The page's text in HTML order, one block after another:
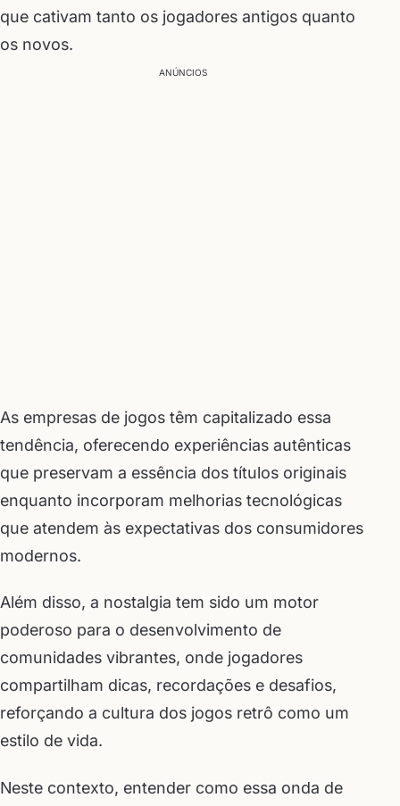
que cativam tanto os jogadores antigos quanto
os novos.
ANÚNCIOS
As empresas de jogos têm capitalizado essa
tendência, oferecendo experiências autênticas
que preservam a essência dos títulos originais
enquanto incorporam melhorias tecnológicas
que atendem às expectativas dos consumidores
modernos.
Além disso, a nostalgia tem sido um motor
poderoso para o desenvolvimento de
comunidades vibrantes, onde jogadores
compartilham dicas, recordações e desafios,
reforçando a cultura dos jogos retrô como um
estilo de vida.
Neste contexto, entender como essa onda de